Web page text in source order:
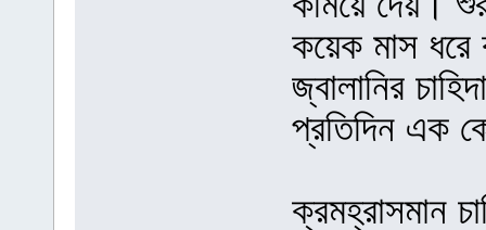
কয়েক মাস ধরে
জ্বালানির
প্রতিদিন এক
ক্রমহ্রাসমান